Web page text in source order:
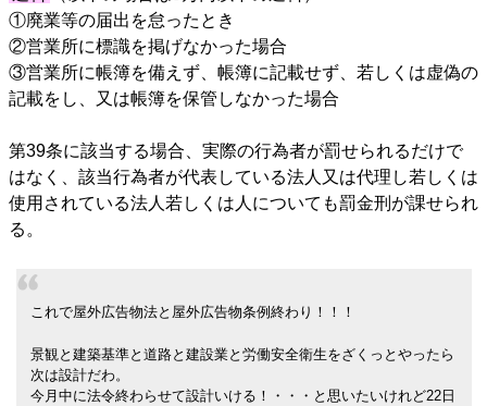
①廃業等の届出を怠ったとき
②営業所に標識を掲げなかった場合
③営業所に帳簿を備えず、帳簿に記載せず、若しくは虚偽の
記載をし、又は帳簿を保管しなかった場合
第39条に該当する場合、実際の行為者が罰せられるだけで
はなく、該当行為者が代表している法人又は代理し若しくは
使用されている法人若しくは人についても罰金刑が課せられ
る。
これで屋外広告物法と屋外広告物条例終わり！！！
景観と建築基準と道路と建設業と労働安全衛生をざくっとやったら
次は設計だわ。
今月中に法令終わらせて設計いける！・・・と思いたいけれど22日